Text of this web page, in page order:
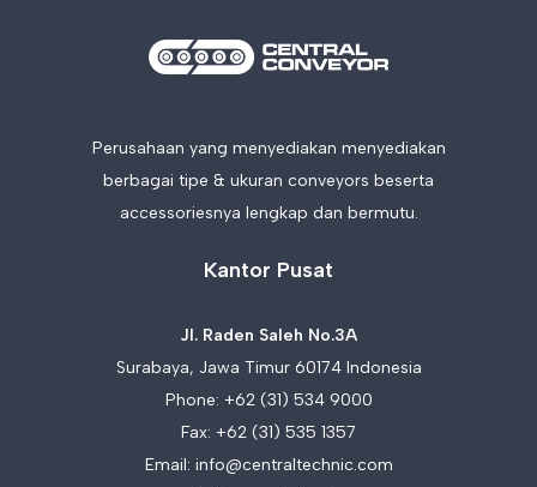
Perusahaan yang menyediakan menyediakan
berbagai tipe & ukuran conveyors beserta
accessoriesnya lengkap dan bermutu.
Kantor Pusat
Jl. Raden Saleh No.3A
Surabaya, Jawa Timur 60174 Indonesia
Phone: +62 (31) 534 9000
Fax: +62 (31) 535 1357
Email: info@centraltechnic.com